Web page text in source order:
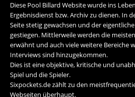
Diese Pool Billard Website wurde ins
Ergebnisdienst bzw. Archiv zu dienen. In
Seite stetig gewachsen und der
gestiegen. Mittlerweile werden die
erwähnt und auch viele weitere Bereiche
Interviews sind hinzugekommen.
Dies ist eine objektive, kritische und
Spiel und die Spieler.
Sixpockets.de zählt zu den
Webseiten überhaupt.